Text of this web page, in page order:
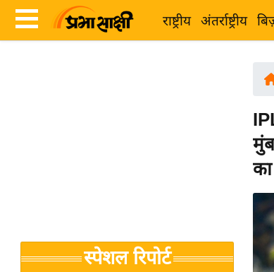
राष्ट्रीय अंतर्राष्ट्रीय
Breaking
News in
जगत
स्पेशल रिपोर्ट